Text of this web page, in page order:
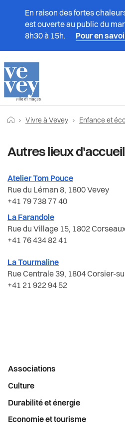
En raison des fortes
est ouverte au public du
8h30 à 15h.
Pour en
Prestations
Vivre à Vevey
Vivre à Vevey
Associations
Culture
Durabilité et énergie
Economie et tourisme
Enfance et écoles
Enfance et écoles
Accueil familial de jour
Accueil parascolaire
Accueil préscolaire
Activités liées à la
Camps
Mobilité scolaire
Espaces urbains
Jeunesse
Logement
Religions
Administration
Vie politique
Actualités
Pilier public
Règlements
FilRetourner vers la page d'accueil
Vivre à Vevey Enfance et
Autres lieux d'accueil
Atelier Tom Pouce
Rue du Léman 8, 1800 Vevey
+41 79 738 77 40
La Farandole
Rue du Village 15, 1802
+41 76 434 82 41
La Tourmaline
Rue Centrale 39, 1804 Corsier-
+41 21 922 94 52
Menu
latéral
Associations
Culture
Durabilité et énergie
Economie et tourisme